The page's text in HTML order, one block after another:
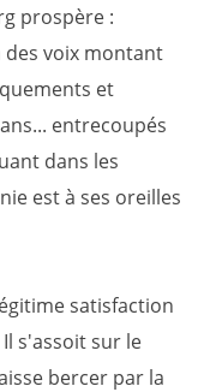
prospère :
voix montant
et
entrecoupés
dans les
est à ses oreilles
satisfaction
s'assoit sur le
bercer par la